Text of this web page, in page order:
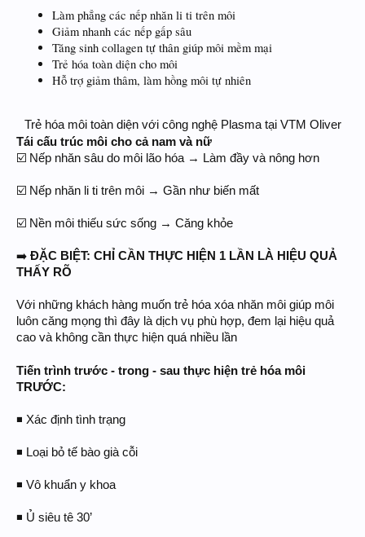
Làm phẳng các nếp nhăn li ti trên môi
Giảm nhanh các nếp gấp sâu
Tăng sinh collagen tự thân giúp môi mềm mại
Trẻ hóa toàn diện cho môi
Hỗ trợ giảm thâm, làm hồng môi tự nhiên
Trẻ hóa môi toàn diện với công nghệ Plasma tại VTM Oliver
Tái cấu trúc môi cho cả nam và nữ
☑️ Nếp nhăn sâu do môi lão hóa → Làm đầy và nông hơn
☑️ Nếp nhăn li ti trên môi → Gần như biến mất
☑️ Nền môi thiếu sức sống → Căng khỏe
➡️ ĐẶC BIỆT: CHỈ CẦN THỰC HIỆN 1 LẦN LÀ HIỆU QUẢ
THẤY RÕ
Với những khách hàng muốn trẻ hóa xóa nhăn môi giúp môi
luôn căng mọng thì đây là dịch vụ phù hợp, đem lại hiệu quả
cao và không cần thực hiện quá nhiều lần
Tiến trình trước - trong - sau thực hiện trẻ hóa môi
TRƯỚC:
◾ Xác định tình trạng
◾ Loại bỏ tế bào già cỗi
◾ Vô khuẩn y khoa
◾ Ủ siêu tê 30’